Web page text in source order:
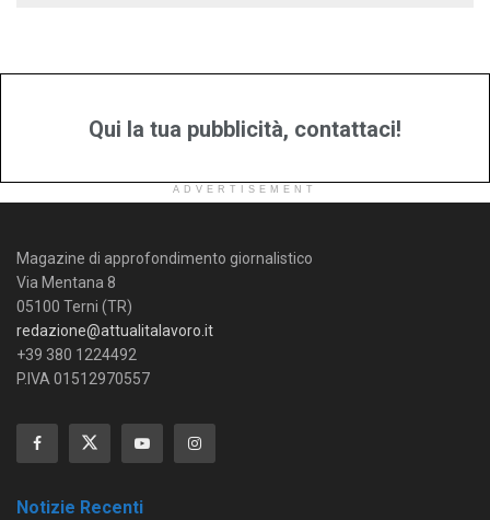
Qui la tua pubblicità, contattaci!
ADVERTISEMENT
Magazine di approfondimento giornalistico
Via Mentana 8
05100 Terni (TR)
redazione@attualitalavoro.it
+39 380 1224492
P.IVA 01512970557
Notizie Recenti